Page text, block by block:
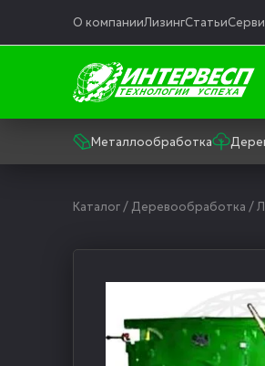
О компанииЛизингСтатьи
Металлообработка
Каталог/ Деревообработка /